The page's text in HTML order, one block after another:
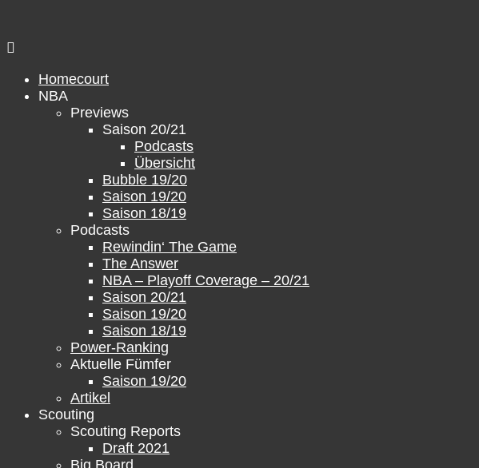
springen
Homecourt
NBA
Previews
Saison 20/21
Podcasts
Übersicht
Bubble 19/20
Saison 19/20
Saison 18/19
Podcasts
Rewindin‘ The Game
The Answer
NBA – Playoff Coverage – 20/21
Saison 20/21
Saison 19/20
Saison 18/19
Power-Ranking
Aktuelle Fümfer
Saison 19/20
Artikel
Scouting
Scouting Reports
Draft 2021
Big Board